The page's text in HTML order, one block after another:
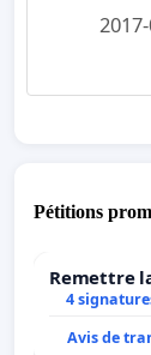
Pétitions
Remettre
4
Avis de